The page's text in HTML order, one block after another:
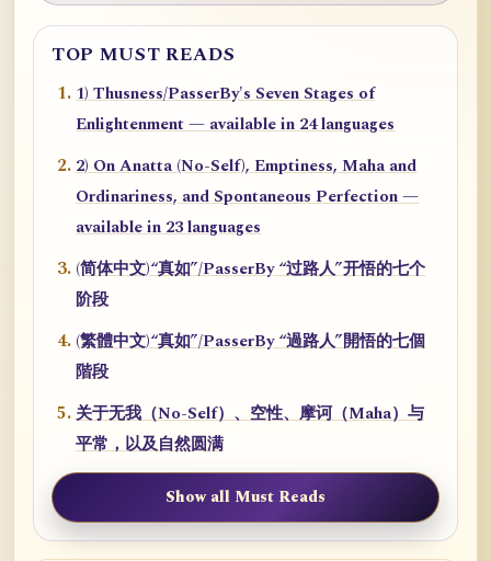
TOP MUST READS
1) Thusness/PasserBy's Seven Stages of
Enlightenment — available in 24 languages
2) On Anatta (No-Self), Emptiness, Maha and
Ordinariness, and Spontaneous Perfection —
available in 23 languages
(简体中文)“真如”/PasserBy “过路人”开悟的七个
阶段
(繁體中文)“真如”/PasserBy “過路人”開悟的七個
階段
关于无我（No-Self）、空性、摩诃（Maha）与
平常，以及自然圆满
Show all Must Reads